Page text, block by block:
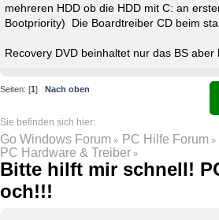
mehreren HDD ob die HDD mit C: an
Bootpriority) Die Boardtreiber CD beim
Recovery DVD beinhaltet nur das BS aber
Seiten: [1] Nach oben
Go Windows Forum » PC Hilfe Forum »
PC Hardware & Treiber »
Bitte hilft mir schnell!
och!!!